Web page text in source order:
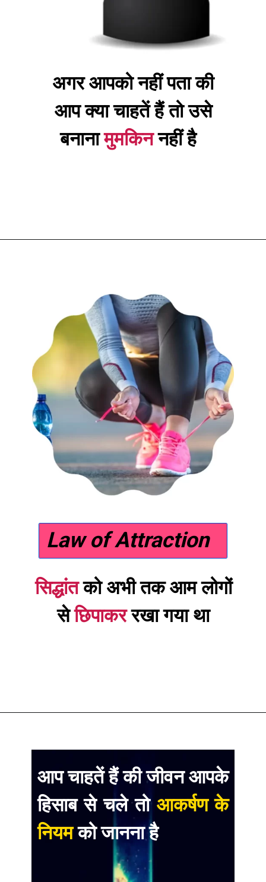
अगर आपको नहीं पता की
आप क्या चाहतें हैं तो उसे
बनानामुमकिननहीं है
Law of Attraction
सिद्धांतको अभी तक आम लोगों
सेछिपाकररखा गया था
आप चाहतें हैं की जीवन आपके
हिसाब से चले तो आकर्षण के
नियमको जानना है